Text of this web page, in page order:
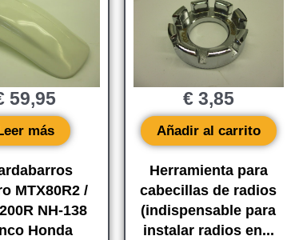
MTX80R2 /
NH-138
Honda
59,95
más
Herramienta para
cabecillas de radios
(indispensable para
instalar radios en...
€3,85
Añadir al carrito